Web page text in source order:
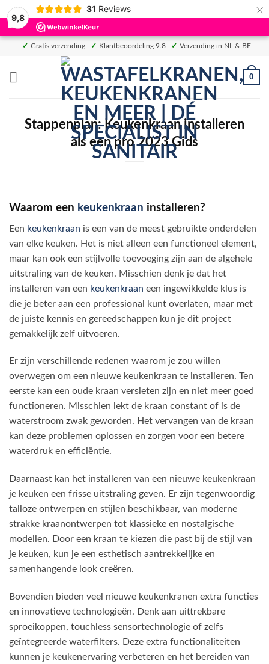
9,8
31 Reviews ×
inhoud
✓ Gratis verzending ✓ Klantbeoordeling 9.8 ✓ Verzending in NL & BE
0
Stappenplan: Keukenkraan installeren
als een pro 2023 Gids
Waarom een keukenkraan installeren?
Een keukenkraan is een van de meest gebruikte onderdelen
van elke keuken. Het is niet alleen een functioneel element,
maar kan ook een stijlvolle toevoeging zijn aan de algehele
uitstraling van de keuken. Misschien denk je dat het
installeren van een keukenkraan een ingewikkelde klus is
die je beter aan een professional kunt overlaten, maar met
de juiste kennis en gereedschappen kun je dit project
gemakkelijk zelf uitvoeren.
Er zijn verschillende redenen waarom je zou willen
overwegen om een nieuwe keukenkraan te installeren. Ten
eerste kan een oude kraan versleten zijn en niet meer goed
functioneren. Misschien lekt de kraan constant of is de
waterstroom zwak geworden. Het vervangen van de kraan
kan deze problemen oplossen en zorgen voor een betere
waterdruk en efficiëntie.
Daarnaast kan het installeren van een nieuwe keukenkraan
je keuken een frisse uitstraling geven. Er zijn tegenwoordig
talloze ontwerpen en stijlen beschikbaar, van moderne
strakke kraanontwerpen tot klassieke en nostalgische
modellen. Door een kraan te kiezen die past bij de stijl van
je keuken, kun je een esthetisch aantrekkelijke en
samenhangende look creëren.
Bovendien bieden veel nieuwe keukenkranen extra functies
en innovatieve technologieën. Denk aan uittrekbare
sproeikoppen, touchless sensortechnologie of zelfs
geïntegreerde waterfilters. Deze extra functionaliteiten
kunnen je keukenervaring verbeteren en het bereiden van